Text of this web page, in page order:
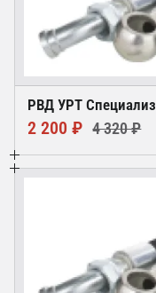
РВД УРТ
2 200 ₽ 4 320 ₽